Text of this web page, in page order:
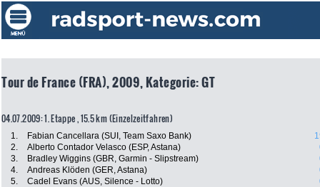
Tour de France (FRA), 2009, Kategorie: GT
04.07.2009: 1. Etappe , 15.5 km (Einzelzeitfahren)
1. Fabian Cancellara (SUI, Team Saxo Bank)
2.
Alberto Contador Velasco (ESP, Astana)
3.
Bradley Wiggins (GBR, Garmin - Slipstream)
4.
Andreas Klöden (GER, Astana)
5.
Cadel Evans (AUS, Silence - Lotto)